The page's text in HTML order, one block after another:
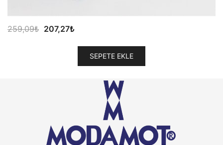
259,09₺ Orijinal
207,27₺
fiyat:
207,27₺.
SEPETE EKLE